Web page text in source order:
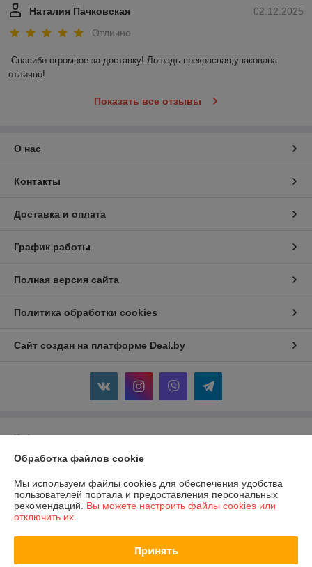
02.12.2025
Наталия Пачковская
Отлично
Спасибо огромное за доставку! Лошадь прекрасная,упакована
отлично!
Показать все отзывы
О нас
Контакты
Доставка и оплата
График работы
Полная версия сайта
Политика обработки cookies
Сайт создан на платформе Deal.by
Информация для покупателя
Юридическое лицо:ЧПТУП "Конорев М.В."
Регистрационный номер ЕГР: 590316022
УНП: 590316022
Регистрационный орган: ИМНС Слонимского района
Дата регистрации компании: 10.02.2011
Обработка файлов cookie
Мы используем файлы cookies для обеспечения удобства
пользователей портала и предоставления персональных
рекомендаций. Вы можете настроить файлы cookies или
отключить их.
Принять